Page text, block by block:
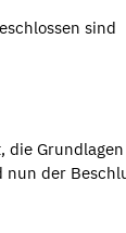
sind
die
nun der